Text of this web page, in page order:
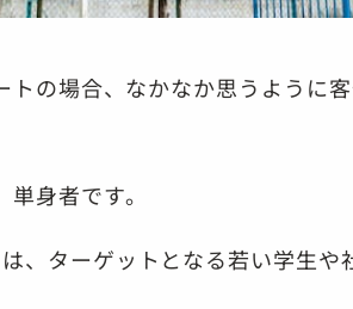
の場合、なかなか思うように
身者です。
、ターゲットとなる若い学生や